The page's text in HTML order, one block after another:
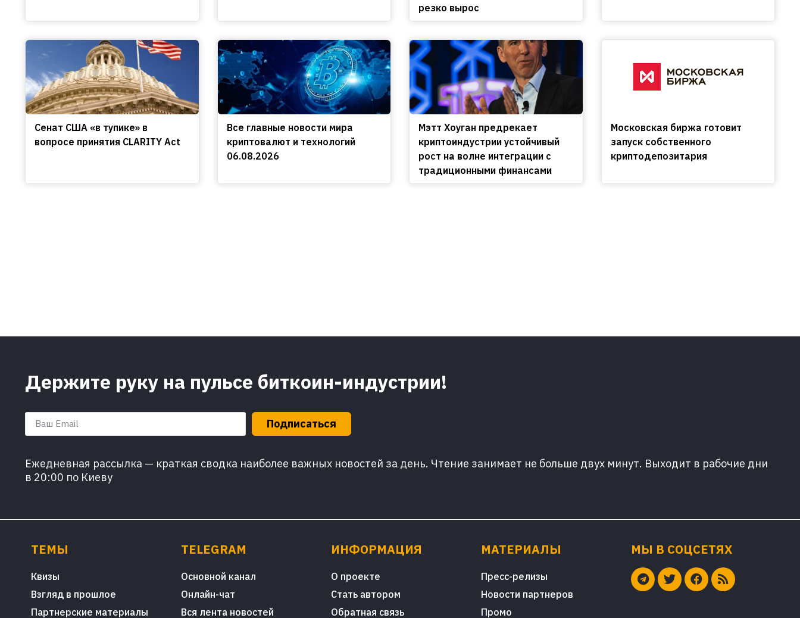
резко вырос
Сенат США «в тупике» в
вопросе принятия CLARITY Act
Все главные новости мира
криптовалют и технологий
06.08.2026
Мэтт Хоуган предрекает
криптоиндустрии устойчивый
рост на волне интеграции с
традиционными финансами
Московская биржа готовит
запуск собственного
криптодепозитария
Держите руку на пульсе биткоин-индустрии!
Подписаться
Ежедневная рассылка — краткая сводка наиболее важных новостей за день. Чтение занимает не больше двух минут. Выходит в рабочие дни
в 20:00 по Киеву
ТЕМЫ
Квизы
Взгляд в прошлое
Партнерские материалы
TELEGRAM
Основной канал
Онлайн-чат
Вся лента новостей
ИНФОРМАЦИЯ
О проекте
Стать автором
Обратная связь
МАТЕРИАЛЫ
Пресс-релизы
Новости партнеров
Промо
МЫ В СОЦСЕТЯХ